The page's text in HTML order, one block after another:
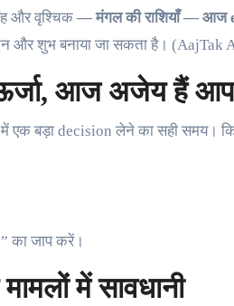
और वृश्चिक — मंगल की राशियाँ — आज
और शुभ बनाया जा सकता है। (AajTak
आज अजेय हैं आप
एक बड़ा decision लेने का सही
का जाप करें।
में सावधानी